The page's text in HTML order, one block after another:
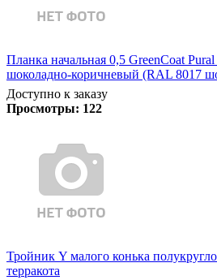
Планка начальная 0,5 GreenCoat
шоколадно-коричневый (RAL 8017
Доступно к заказу
Просмотры: 122
Тройник Y малого конька
терракота